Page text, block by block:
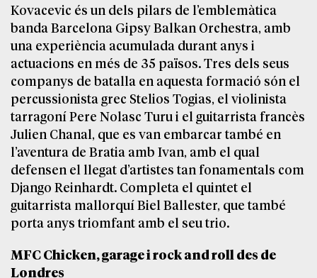
Kovacevic és un dels pilars de l’emblemàtica
banda Barcelona Gipsy Balkan Orchestra, amb
una experiència acumulada durant anys i
actuacions en més de 35 països. Tres dels seus
companys de batalla en aquesta formació són el
percussionista grec Stelios Togias, el violinista
tarragoní Pere Nolasc Turu i el guitarrista francès
Julien Chanal, que es van embarcar també en
l’aventura de Bratia amb Ivan, amb el qual
defensen el llegat d’artistes tan fonamentals com
Django Reinhardt. Completa el quintet el
guitarrista mallorquí Biel Ballester, que també
porta anys triomfant amb el seu trio.
MFC Chicken, garage i rock and roll des de
Londres